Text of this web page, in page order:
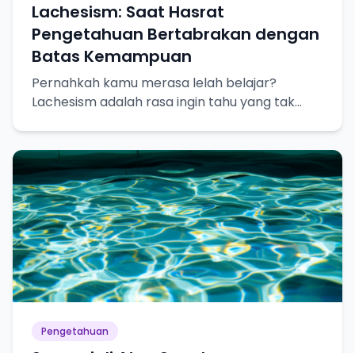
Lachesism: Saat Hasrat
Pengetahuan Bertabrakan dengan
Batas Kemampuan
Pernahkah kamu merasa lelah belajar?
Lachesism adalah rasa ingin tahu yang tak
Pengetahuan